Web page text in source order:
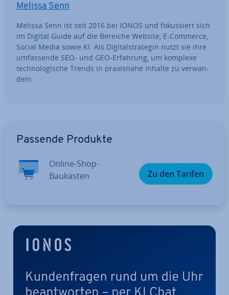
Melissa Senn
Melissa Senn ist seit 2016 bei IONOS und fo­kus­siert sich
im Digital Guide auf die Bereiche Website, E-Commerce,
Social Media sowie KI. Als Di­gi­tal­stra­te­gin nutzt sie ihre
um­fas­sen­de SEO- und GEO-Erfahrung, um komplexe
tech­no­lo­gi­sche Trends in pra­xis­na­he Inhalte zu ver­wan­
deln.
Passende Produkte
Online-Shop-
Baukasten
Zu den Tarifen